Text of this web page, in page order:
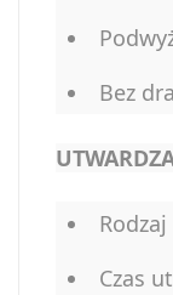
Bez
Czas